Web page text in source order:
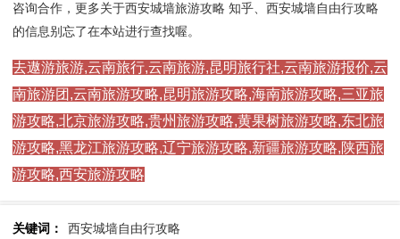
咨询合作，更多关于西安城墙旅游攻略 知乎、西安城墙自由行攻略
的信息别忘了在本站进行查找喔。
去遨游旅游,云南旅行,云南旅游,昆明旅行社,云南旅游报价,云
南旅游团,云南旅游攻略,昆明旅游攻略,海南旅游攻略,三亚旅
游攻略,北京旅游攻略,贵州旅游攻略,黄果树旅游攻略,东北旅
游攻略,黑龙江旅游攻略,辽宁旅游攻略,新疆旅游攻略,陕西旅
游攻略,西安旅游攻略
关键词： 西安城墙自由行攻略